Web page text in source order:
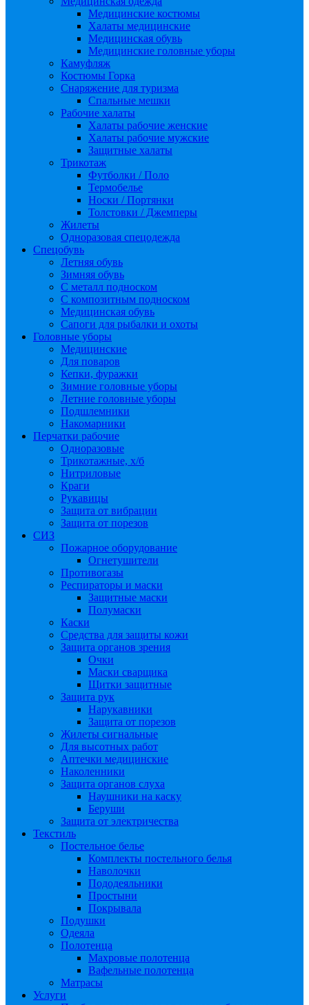
Медицинские костюмы
Халаты медицинские
Медицинская обувь
Медицинские головные уборы
Камуфляж
Костюмы Горка
Снаряжение для туризма
Спальные мешки
Рабочие халаты
Халаты рабочие женские
Халаты рабочие мужские
Защитные халаты
Трикотаж
Футболки / Поло
Термобелье
Носки / Портянки
Толстовки / Джемперы
Жилеты
Одноразовая спецодежда
Спецобувь
Летняя обувь
Зимняя обувь
С металл подноском
С композитным подноском
Медицинская обувь
Сапоги для рыбалки и охоты
Головные уборы
Медицинские
Для поваров
Кепки, фуражки
Зимние головные уборы
Летние головные уборы
Подшлемники
Накомарники
Перчатки рабочие
Одноразовые
Трикотажные, х/б
Нитриловые
Краги
Рукавицы
Защита от вибрации
Защита от порезов
СИЗ
Пожарное оборудование
Огнетушители
Противогазы
Респираторы и маски
Защитные маски
Полумаски
Каски
Средства для защиты кожи
Защита органов зрения
Очки
Маски сварщика
Щитки защитные
Защита рук
Нарукавники
Защита от порезов
Жилеты сигнальные
Для высотных работ
Аптечки медицинские
Наколенники
Защита органов слуха
Наушники на каску
Беруши
Защита от электричества
Текстиль
Постельное белье
Комплекты постельного белья
Наволочки
Пододеяльники
Простыни
Покрывала
Подушки
Одеяла
Полотенца
Махровые полотенца
Вафельные полотенца
Матрасы
Услуги